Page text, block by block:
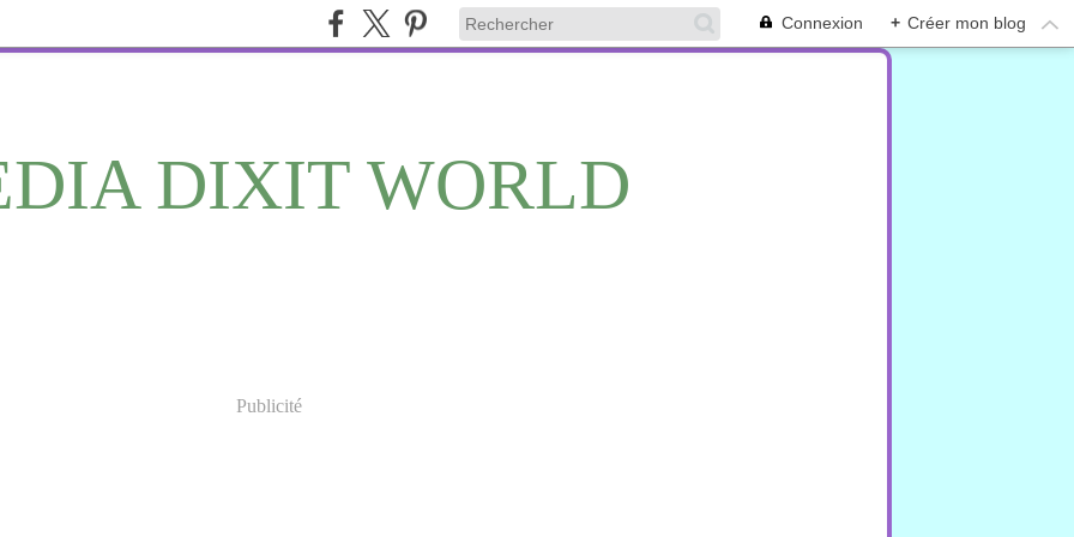
Connexion + Créer mon blog
DIXIT WORLD
Publicité